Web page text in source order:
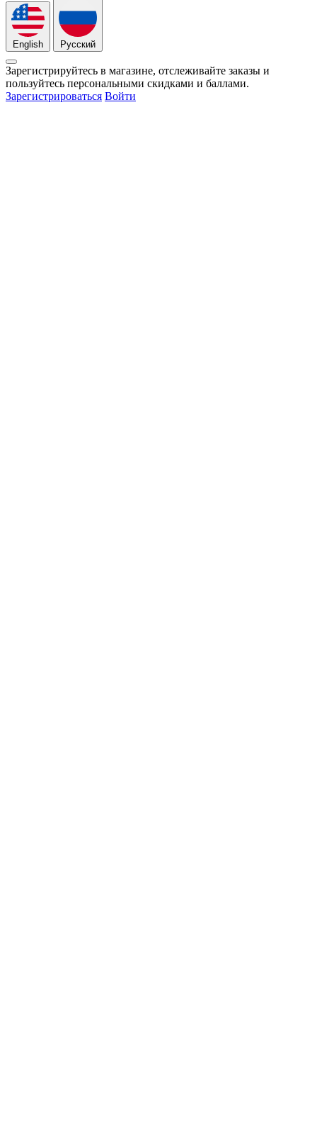
English Русский
Зарегистрируйтесь в магазине, отслеживайте заказы и
пользуйтесь персональными скидками и баллами.
Зарегистрироваться Войти